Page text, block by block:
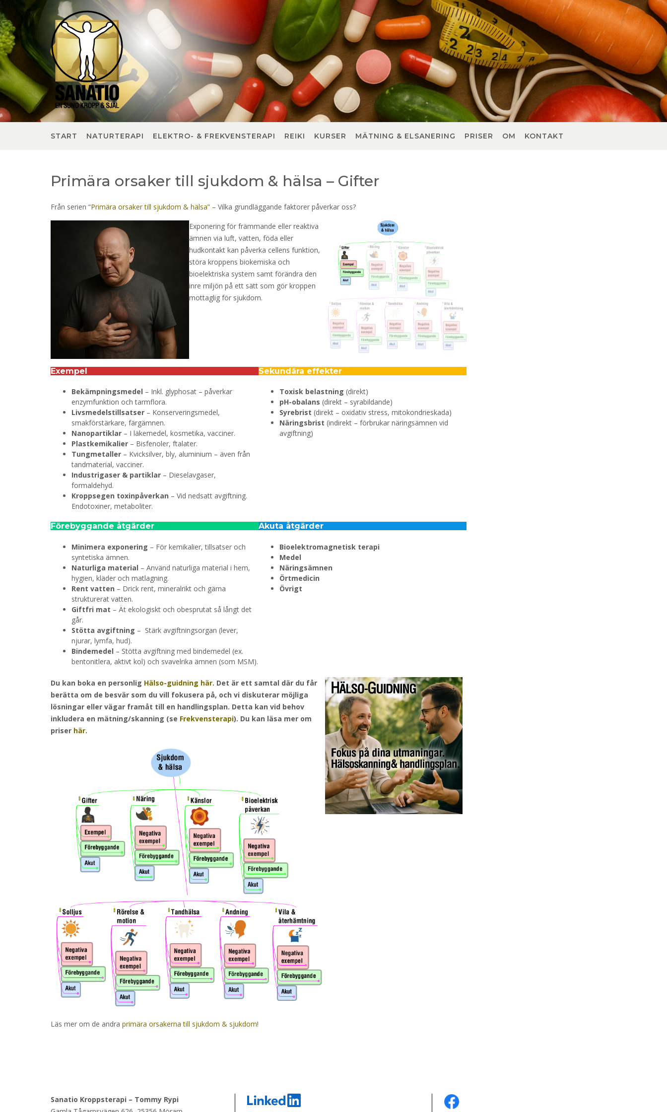
to
content
START NATURTERAPI ELEKTRO- & FREKVENSTERAPI REIKI KURSER MÄTNING & ELSANERING PRISER OM KONTAKT
Primära orsaker till sjukdom & hälsa – Gifter
Från serien “Primära orsaker till sjukdom & hälsa” – Vilka grundläggande faktorer påverkar oss?
Exponering för främmande eller reaktiva
ämnen via luft, vatten, föda eller
hudkontakt kan påverka cellens funktion,
störa kroppens biokemiska och
bioelektriska system samt förändra den
inre miljön på ett sätt som gör kroppen
mottaglig för sjukdom.
Exempel
Bekämpningsmedel – Inkl. glyphosat – påverkar
enzymfunktion och tarmflora.
Livsmedelstillsatser – Konserveringsmedel,
smakförstärkare, färgämnen.
Nanopartiklar – I läkemedel, kosmetika, vacciner.
Plastkemikalier – Bisfenoler, ftalater.
Tungmetaller – Kvicksilver, bly, aluminium – även från
tandmaterial, vacciner.
Industrigaser & partiklar – Dieselavgaser,
formaldehyd.
Kroppsegen toxinpåverkan – Vid nedsatt avgiftning.
Endotoxiner, metaboliter.
Sekundära effekter
Toxisk belastning (direkt)
pH-obalans (direkt – syrabildande)
Syrebrist (direkt – oxidativ stress, mitokondrieskada)
Näringsbrist (indirekt – förbrukar näringsämnen vid
avgiftning)
Förebyggande åtgärder
Minimera exponering – För kemikalier, tillsatser och
syntetiska ämnen.
Naturliga material – Använd naturliga material i hem,
hygien, kläder och matlagning.
Rent vatten – Drick rent, mineralrikt och gärna
strukturerat vatten.
Giftfri mat – Ät ekologiskt och obesprutat så långt det
går.
Stötta avgiftning – Stärk avgiftningsorgan (lever,
njurar, lymfa, hud).
Bindemedel – Stötta avgiftning med bindemedel (ex.
bentonitlera, aktivt kol) och svavelrika ämnen (som MSM).
Akuta åtgärder
Bioelektromagnetisk terapi
Medel
Näringsämnen
Örtmedicin
Övrigt
Du kan boka en personlig Hälso-guidning här. Det är ett samtal där du får
berätta om de besvär som du vill fokusera på, och vi diskuterar möjliga
lösningar eller vägar framåt till en handlingsplan. Detta kan vid behov
inkludera en mätning/skanning (se Frekvensterapi). Du kan läsa mer om
priser här.
Läs mer om de andra primära orsakerna till sjukdom & sjukdom!
Sanatio Kroppsterapi – Tommy Rypi